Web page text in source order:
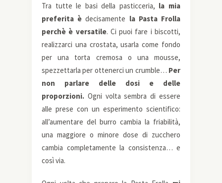
Tra tutte le basi della pasticceria, la mia
preferita è decisamente la Pasta Frolla
perchè è versatile. Ci puoi fare i biscotti,
realizzarci una crostata, usarla come fondo
per una torta cremosa o una mousse,
spezzettarla per ottenerci un crumble… Per
non parlare delle dosi e delle
proporzioni. Ogni volta sembra di essere
alle prese con un esperimento scientifico:
all’aumentare del burro cambia la friabilità,
una maggiore o minore dose di zucchero
cambia completamente la consistenza… e
così via.